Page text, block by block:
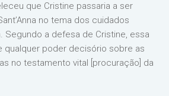
que Cristine passaria a ser
no tema dos cuidados
Segundo a defesa de Cristine, essa
qualquer poder decisório sobre as
no testamento vital [procuração] da